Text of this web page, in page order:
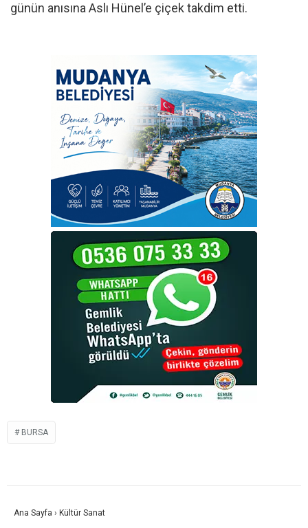
günün anısına Aslı Hünel’e çiçek takdim etti.
BURSA
Ana Sayfa › Kültür Sanat